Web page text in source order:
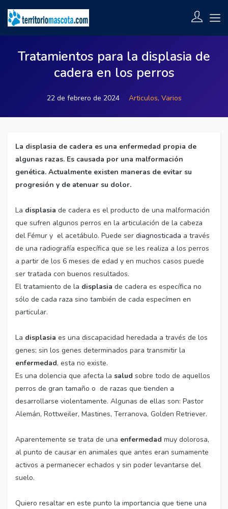
Tratamientos para la displasia de
cadera en los perros
22 de febrero de 2024 Articulos, Varios
La displasia de cadera es una enfermedad propia de
algunas razas. Es causada por una malformación
genética. Actualmente existen maneras de evitar su
progresión y de atenuar su dolor.
La displasia de cadera es el producto de una malformación
que sufren algunos perros en la articulación de la cabeza
del Fémur y el acetábulo. Puede ser diagnosticada a través
de una radiografía específica que se les realiza a los perros
a partir de los 6 meses de edad y en muchos casos puede
ser tratada con buenos resultados.
El tratamiento de la displasia de cadera es específica no
sólo de cada raza sino también de cada especímen en
particular.
La displasia es una discapacidad heredada a través de los
genes; sin los genes determinados para transmitir la
enfermedad, esta no existe.
Es una dolencia que afecta la salud sobre todo de aquellos
perros de gran tamaño o de razas que tienden a
desarrollarse violentamente. Algunas de ellas son: Pastor
Alemán, Rottweiler, Mastines, Terranova, Golden Retriever.
Aparentemente se trata de una enfermedad muy dolorosa,
al punto de causar en animales que antes eran sumamente
activos a permanecer echados y sin poder levantarse del
suelo.
Quiero resaltar en este punto la importancia que tiene una